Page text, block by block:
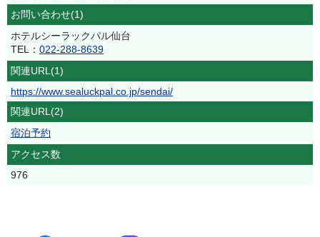
お問い合わせ(1)
ホテルシーラックパル仙台
TEL： 022-288-8639
関連URL(1)
https://www.sealuckpal.co.jp/sendai/
関連URL(2)
宿泊予約
アクセス数
976